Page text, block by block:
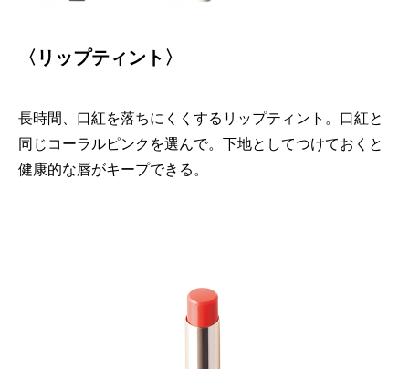
〈リップティント〉
長時間、口紅を落ちにくくするリップティント。口紅と
同じコーラルピンクを選んで。下地としてつけておくと
健康的な唇がキープできる。